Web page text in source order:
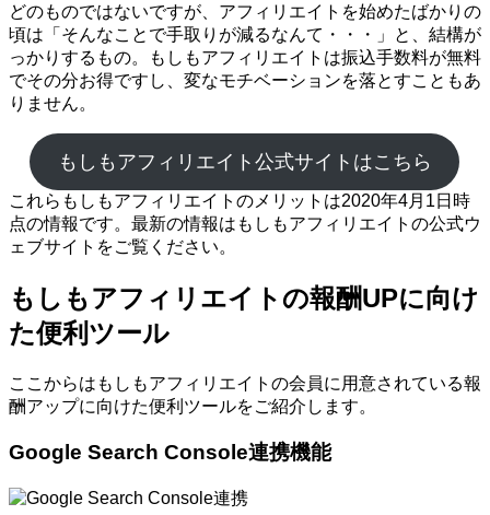
どのものではないですが、アフィリエイトを始めたばかりの
頃は「そんなことで手取りが減るなんて・・・」と、結構が
っかりするもの。もしもアフィリエイトは振込手数料が無料
でその分お得ですし、変なモチベーションを落とすこともあ
りません。
もしもアフィリエイト公式サイトはこちら
これらもしもアフィリエイトのメリットは2020年4月1日時
点の情報です。最新の情報はもしもアフィリエイトの公式ウ
ェブサイトをご覧ください。
もしもアフィリエイトの報酬UPに向け
た便利ツール
ここからはもしもアフィリエイトの会員に用意されている報
酬アップに向けた便利ツールをご紹介します。
Google Search Console連携機能